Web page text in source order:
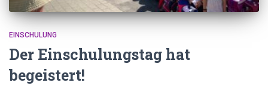
EINSCHULUNG
Der Einschulungstag hat
begeistert!